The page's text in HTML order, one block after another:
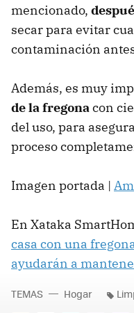
mencionado,
secar para evitar
contaminación
Además, es muy
de la fregonacon
del uso, para
proceso
Imagen portada |
En Xataka
casa con una
ayudarán a
TEMAS Hogar